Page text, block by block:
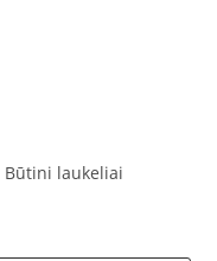
Būtini laukeliai